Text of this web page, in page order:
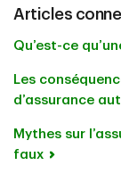
Articles
Qu’est-ce
Les
d’assurance
Mythes sur
faux